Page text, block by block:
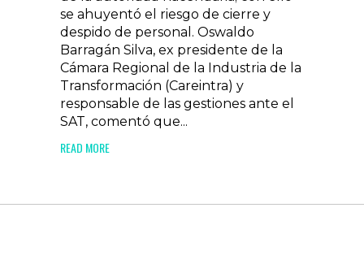
se ahuyentó el riesgo de cierre y
despido de personal. Oswaldo
Barragán Silva, ex presidente de la
Cámara Regional de la Industria de la
Transformación (Careintra) y
responsable de las gestiones ante el
SAT, comentó que...
READ MORE